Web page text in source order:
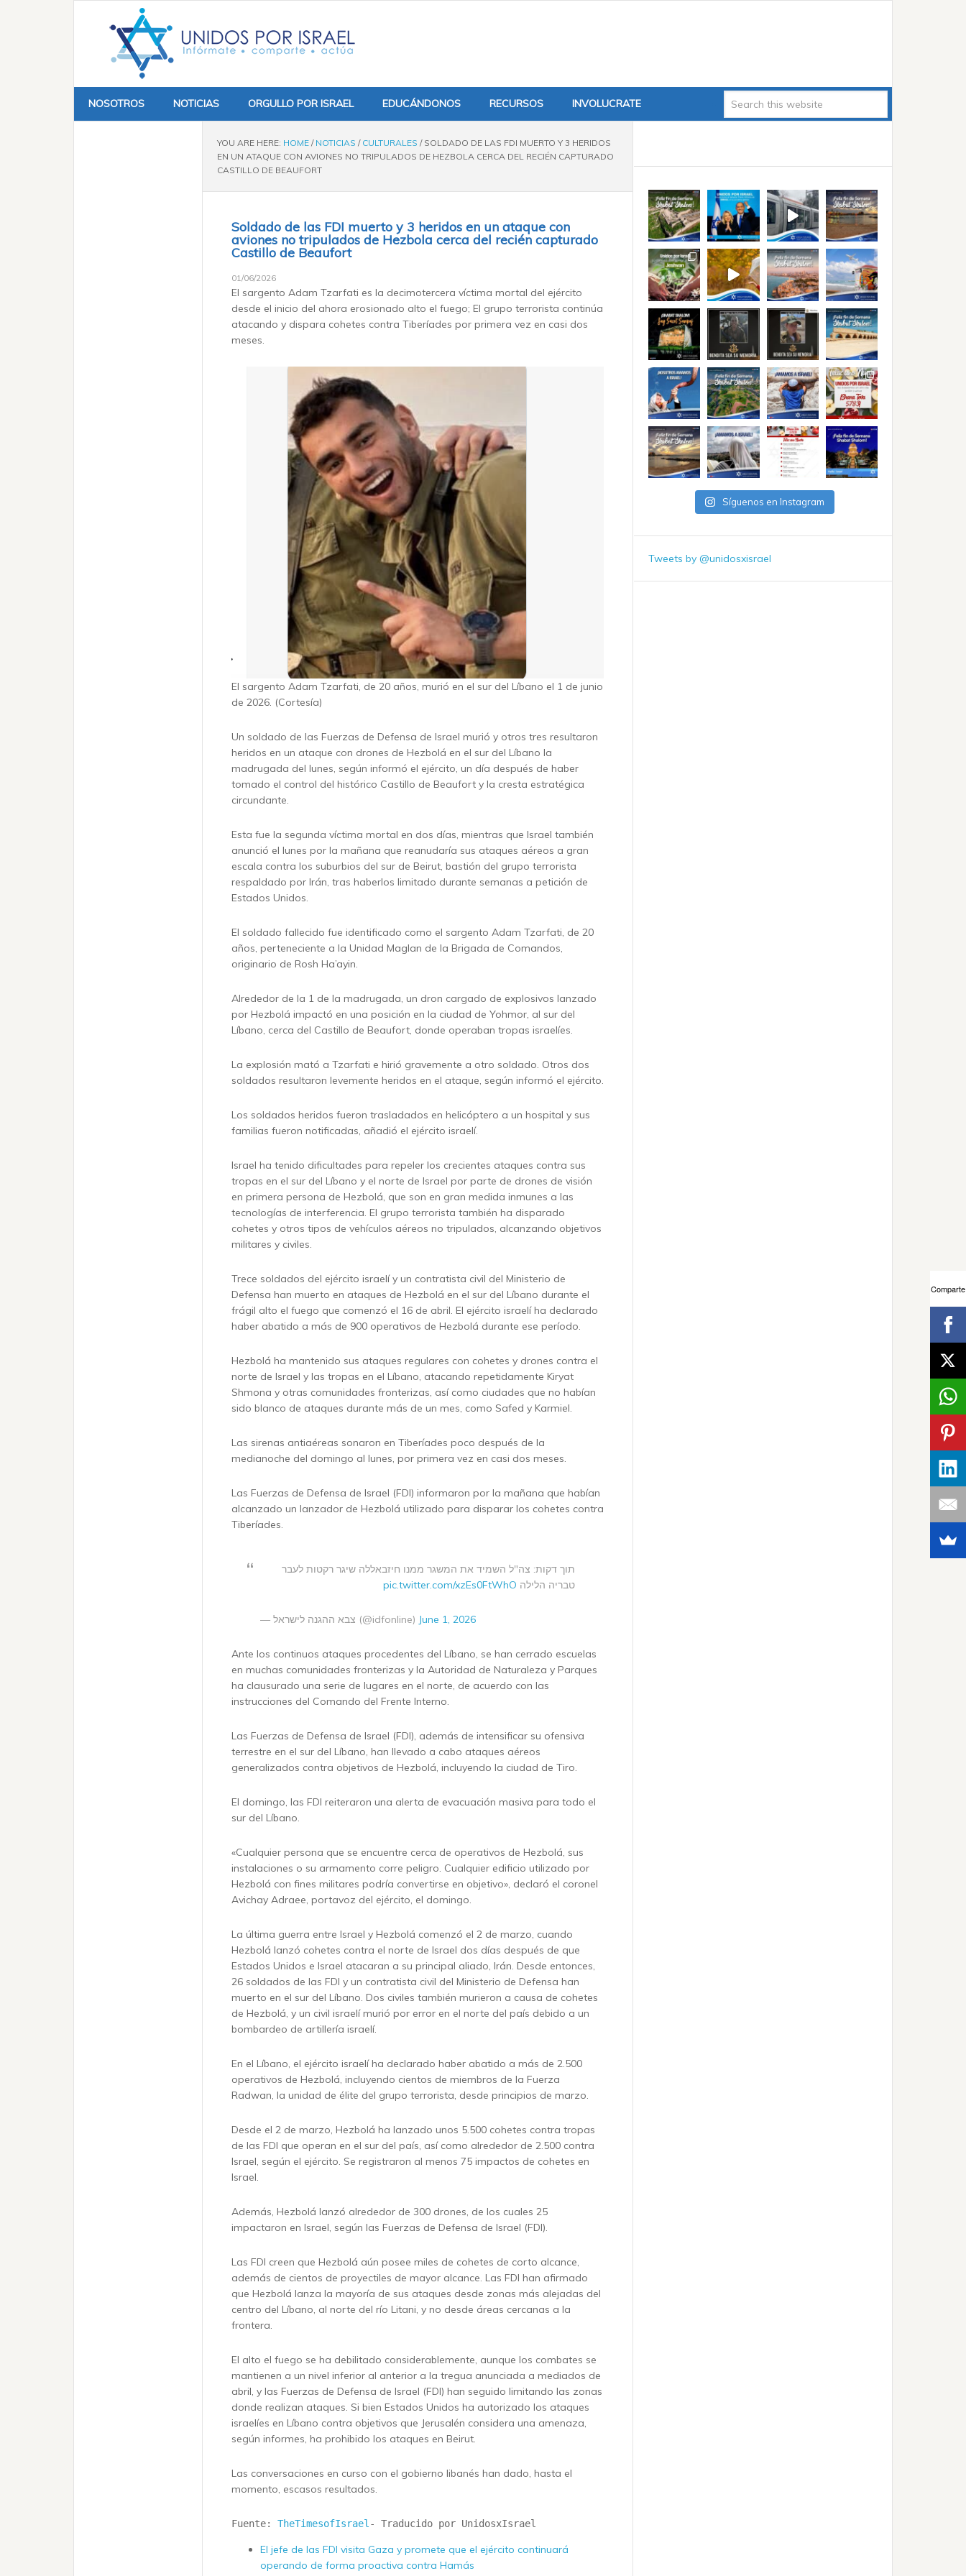
NOSOTROS NOTICIAS ORGULLO POR ISRAEL EDUCÁNDONOS RECURSOS INVOLUCRATE
YOU ARE HERE: HOME / NOTICIAS / CULTURALES /SOLDADO DE LAS FDI MUERTO Y 3 HERIDOS
EN UN ATAQUE CON AVIONES NO TRIPULADOS DE HEZBOLA CERCA DEL RECIÉN CAPTURADO
CASTILLO DE BEAUFORT
Soldado de las FDI muerto y 3 heridos en un ataque con
aviones no tripulados de Hezbola cerca del recién capturado
Castillo de Beaufort
01/06/2026
El sargento Adam Tzarfati es la decimotercera víctima mortal del ejército
desde el inicio del ahora erosionado alto el fuego; El grupo terrorista continúa
atacando y dispara cohetes contra Tiberíades por primera vez en casi dos
meses.
El sargento Adam Tzarfati, de 20 años, murió en el sur del Líbano el 1 de junio
de 2026. (Cortesía)
Un soldado de las Fuerzas de Defensa de Israel murió y otros tres resultaron
heridos en un ataque con drones de Hezbolá en el sur del Líbano la
madrugada del lunes, según informó el ejército, un día después de haber
tomado el control del histórico Castillo de Beaufort y la cresta estratégica
circundante.
Esta fue la segunda víctima mortal en dos días, mientras que Israel también
anunció el lunes por la mañana que reanudaría sus ataques aéreos a gran
escala contra los suburbios del sur de Beirut, bastión del grupo terrorista
respaldado por Irán, tras haberlos limitado durante semanas a petición de
Estados Unidos.
El soldado fallecido fue identificado como el sargento Adam Tzarfati, de 20
años, perteneciente a la Unidad Maglan de la Brigada de Comandos,
originario de Rosh Ha’ayin.
Alrededor de la 1 de la madrugada, un dron cargado de explosivos lanzado
por Hezbolá impactó en una posición en la ciudad de Yohmor, al sur del
Líbano, cerca del Castillo de Beaufort, donde operaban tropas israelíes.
La explosión mató a Tzarfati e hirió gravemente a otro soldado. Otros dos
soldados resultaron levemente heridos en el ataque, según informó el ejército.
Los soldados heridos fueron trasladados en helicóptero a un hospital y sus
familias fueron notificadas, añadió el ejército israelí.
Israel ha tenido dificultades para repeler los crecientes ataques contra sus
tropas en el sur del Líbano y el norte de Israel por parte de drones de visión
en primera persona de Hezbolá, que son en gran medida inmunes a las
tecnologías de interferencia. El grupo terrorista también ha disparado
cohetes y otros tipos de vehículos aéreos no tripulados, alcanzando objetivos
militares y civiles.
Trece soldados del ejército israelí y un contratista civil del Ministerio de
Defensa han muerto en ataques de Hezbolá en el sur del Líbano durante el
frágil alto el fuego que comenzó el 16 de abril. El ejército israelí ha declarado
haber abatido a más de 900 operativos de Hezbolá durante ese período.
Hezbolá ha mantenido sus ataques regulares con cohetes y drones contra el
norte de Israel y las tropas en el Líbano, atacando repetidamente Kiryat
Shmona y otras comunidades fronterizas, así como ciudades que no habían
sido blanco de ataques durante más de un mes, como Safed y Karmiel.
Las sirenas antiaéreas sonaron en Tiberíades poco después de la
medianoche del domingo al lunes, por primera vez en casi dos meses.
Las Fuerzas de Defensa de Israel (FDI) informaron por la mañana que habían
alcanzado un lanzador de Hezbolá utilizado para disparar los cohetes contra
Tiberíades.
תוך דקות: צה"ל השמיד את המשגר ממנו חיזבאללה שיגר רקטות לעבר
טבריה הלילה pic.twitter.com/xzEs0FtWhO
— צבא ההגנה לישראל (@idfonline) June 1, 2026
Ante los continuos ataques procedentes del Líbano, se han cerrado escuelas
en muchas comunidades fronterizas y la Autoridad de Naturaleza y Parques
ha clausurado una serie de lugares en el norte, de acuerdo con las
instrucciones del Comando del Frente Interno.
Las Fuerzas de Defensa de Israel (FDI), además de intensificar su ofensiva
terrestre en el sur del Líbano, han llevado a cabo ataques aéreos
generalizados contra objetivos de Hezbolá, incluyendo la ciudad de Tiro.
El domingo, las FDI reiteraron una alerta de evacuación masiva para todo el
sur del Líbano.
«Cualquier persona que se encuentre cerca de operativos de Hezbolá, sus
instalaciones o su armamento corre peligro. Cualquier edificio utilizado por
Hezbolá con fines militares podría convertirse en objetivo», declaró el coronel
Avichay Adraee, portavoz del ejército, el domingo.
La última guerra entre Israel y Hezbolá comenzó el 2 de marzo, cuando
Hezbolá lanzó cohetes contra el norte de Israel dos días después de que
Estados Unidos e Israel atacaran a su principal aliado, Irán. Desde entonces,
26 soldados de las FDI y un contratista civil del Ministerio de Defensa han
muerto en el sur del Líbano. Dos civiles también murieron a causa de cohetes
de Hezbolá, y un civil israelí murió por error en el norte del país debido a un
bombardeo de artillería israelí.
En el Líbano, el ejército israelí ha declarado haber abatido a más de 2.500
operativos de Hezbolá, incluyendo cientos de miembros de la Fuerza
Radwan, la unidad de élite del grupo terrorista, desde principios de marzo.
Desde el 2 de marzo, Hezbolá ha lanzado unos 5.500 cohetes contra tropas
de las FDI que operan en el sur del país, así como alrededor de 2.500 contra
Israel, según el ejército. Se registraron al menos 75 impactos de cohetes en
Israel.
Además, Hezbolá lanzó alrededor de 300 drones, de los cuales 25
impactaron en Israel, según las Fuerzas de Defensa de Israel (FDI).
Las FDI creen que Hezbolá aún posee miles de cohetes de corto alcance,
además de cientos de proyectiles de mayor alcance. Las FDI han afirmado
que Hezbolá lanza la mayoría de sus ataques desde zonas más alejadas del
centro del Líbano, al norte del río Litani, y no desde áreas cercanas a la
frontera.
El alto el fuego se ha debilitado considerablemente, aunque los combates se
mantienen a un nivel inferior al anterior a la tregua anunciada a mediados de
abril, y las Fuerzas de Defensa de Israel (FDI) han seguido limitando las zonas
donde realizan ataques. Si bien Estados Unidos ha autorizado los ataques
israelíes en Líbano contra objetivos que Jerusalén considera una amenaza,
según informes, ha prohibido los ataques en Beirut.
Las conversaciones en curso con el gobierno libanés han dado, hasta el
momento, escasos resultados.
Fuente: TheTimesofIsrael - Traducido por UnidosxIsrael
El jefe de las FDI visita Gaza y promete que el ejército continuará
operando de forma proactiva contra Hamás
Síguenos en Instagram
Tweets by @unidosxisrael
Comparte